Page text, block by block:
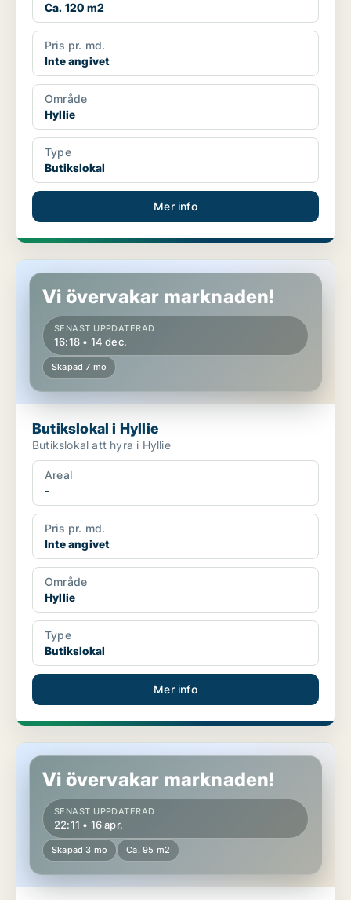
Ca. 120 m2
Pris pr. md.
Inte angivet
Område
Hyllie
Type
Butikslokal
Mer info
Butikslokal i Hyllie
Vi övervakar marknaden!
SENAST UPPDATERAD
16:18 • 14 dec.
Skapad 7 mo
Butikslokal i Hyllie
Butikslokal att hyra i Hyllie
Areal
-
Pris pr. md.
Inte angivet
Område
Hyllie
Type
Butikslokal
Mer info
Butikslokal i Hyllie
Vi övervakar marknaden!
SENAST UPPDATERAD
22:11 • 16 apr.
Skapad 3 mo Ca. 95 m2